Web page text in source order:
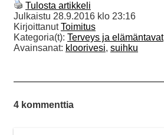
Tulosta artikkeli
Julkaistu 28.9.2016 klo 23:16
KirjoittanutToimitus
Kategoria(t): Terveys ja elämäntavat
Avainsanat: kloorivesi, suihku
4 kommenttia